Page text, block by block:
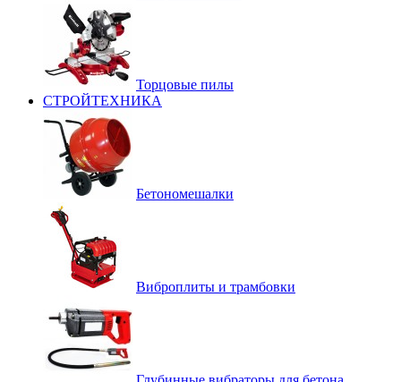
Торцовые пилы
СТРОЙТЕХНИКА
Бетономешалки
Виброплиты и трамбовки